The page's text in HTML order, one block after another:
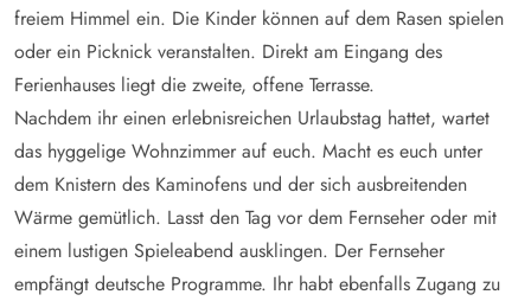
freiem Himmel ein. Die Kinder können auf dem Rasen spielen
oder ein Picknick veranstalten. Direkt am Eingang des
Ferienhauses liegt die zweite, offene Terrasse.
Nachdem ihr einen erlebnisreichen Urlaubstag hattet, wartet
das hyggelige Wohnzimmer auf euch. Macht es euch unter
dem Knistern des Kaminofens und der sich ausbreitenden
Wärme gemütlich. Lasst den Tag vor dem Fernseher oder mit
einem lustigen Spieleabend ausklingen. Der Fernseher
empfängt deutsche Programme. Ihr habt ebenfalls Zugang zu